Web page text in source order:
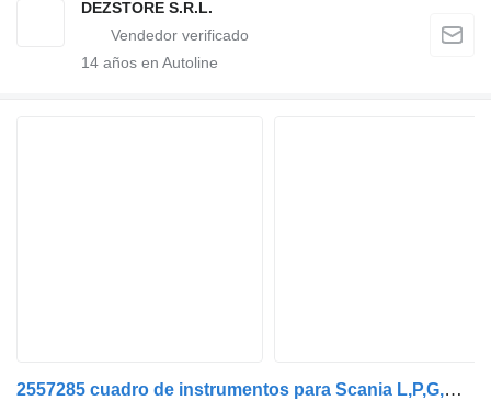
DEZSTORE S.R.L.
14 años en Autoline
2557285 cuadro de instrumentos para Scania L,P,G,R,S-series (2016-) cabeza tractora